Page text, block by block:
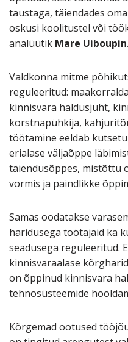
taustaga, täiendades
oskusi koolitustel või
analüütik Mare Uiboupin.
Valdkonna mitme
reguleeritud:
kinnisvara haldusjuht,
korstnapühkija,
töötamine eeldab
erialase väljaõppe
täiendusõppes, mistõttu
vormis ja paindlikke
Samas oodatakse
haridusega töötajaid ka
seadusega reguleeritud.
kinnisvaraalase
on õppinud kinnisvara
tehnosüsteemide
Kõrgemad ootused